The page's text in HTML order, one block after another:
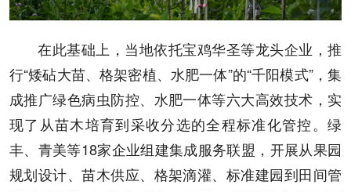
在此基础上，当地依托宝鸡华圣等龙头企业，推
行“矮砧大苗、格架密植、水肥一体”的“千阳模式”，集
成推广绿色病虫防控、水肥一体等六大高效技术，实
现了从苗木培育到采收分选的全程标准化管控。绿
丰、青美等18家企业组建集成服务联盟，开展从果园
规划设计、苗木供应、格架滴灌、标准建园到田间管